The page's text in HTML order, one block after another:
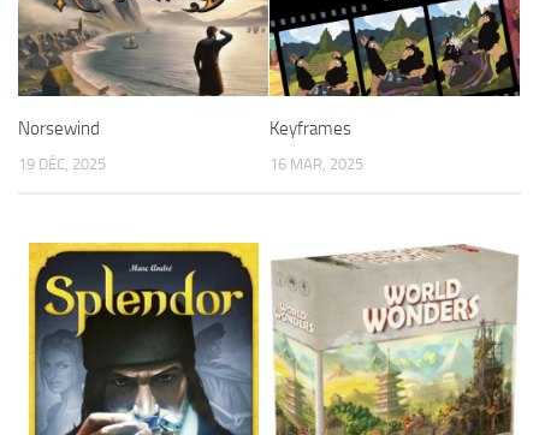
Norsewind
19 DÉC, 2025
Keyframes
16 MAR, 2025